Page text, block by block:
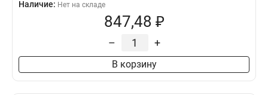
Наличие: Нет на складе
847,48 ₽
– +
В корзину